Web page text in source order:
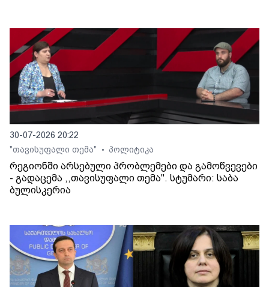
30-07-2026 20:22
"თავისუფალი თემა"
• პოლიტიკა
რეგიონში არსებული პრობლემები და გამოწვევები
- გადაცემა ,,თავისუფალი თემა". სტუმარი: საბა
ბულისკერია